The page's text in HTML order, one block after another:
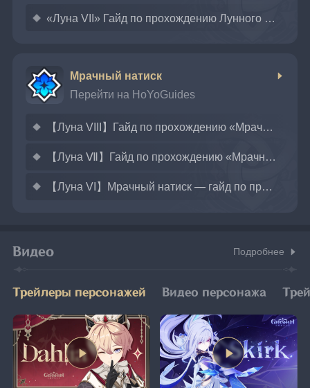
«Луна VII» Гайд по прохождению Лунного режима Театра Воображариум июля с полными звездами!
Мрачный натиск
Перейти на HoYoGuides
【Луна VIII】Гайд по прохождению «Мрачного натиска» — Сложность 5
【Луна Ⅶ】Гайд по прохождению «Мрачного натиска» — сложность 5
【Луна VI】Мрачный натиск — гайд по прохождению сложности 5
Видео Подробнее
Трейлеры персонажей Видео персонажа